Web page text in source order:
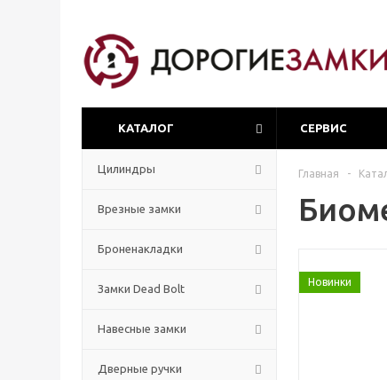
КАТАЛОГ СЕРВИС
Цилиндры
Врезные замки
Броненакладки
Замки Dead Bolt
Навесные замки
Дверные ручки
Главная -
Новинки